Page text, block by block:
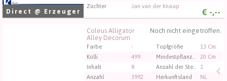
Direct @ Erzeuger
Züchter
Jan van der Knaap
€ -,--
Noch nicht eingetroffen.
Coleus Alligator
Alley Decorum
Farbe - Topfgröße
13 Cm
Kolli
499 Mindestpflanzenhöhe
20 Cm
Inhalt
8 Anzahl der Stecklinge/Pflanzen pro Topf
1
Anzahl
3992 Herkunftsland
NL
Coleus Alligator Alley Decorum
Sie müssen angemeldet sein, um kaufen zu können.
Klicken Sie hier, um sich einzuloggen.